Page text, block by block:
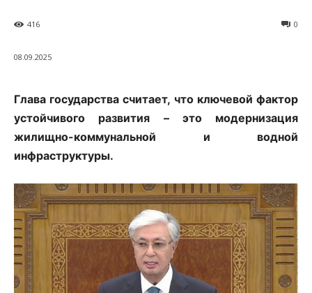
0
416
08.09.2025
Глава государства считает, что ключевой фактор
устойчивого развития – это модернизация
жилищно-коммунальной и водной
инфраструктуры.